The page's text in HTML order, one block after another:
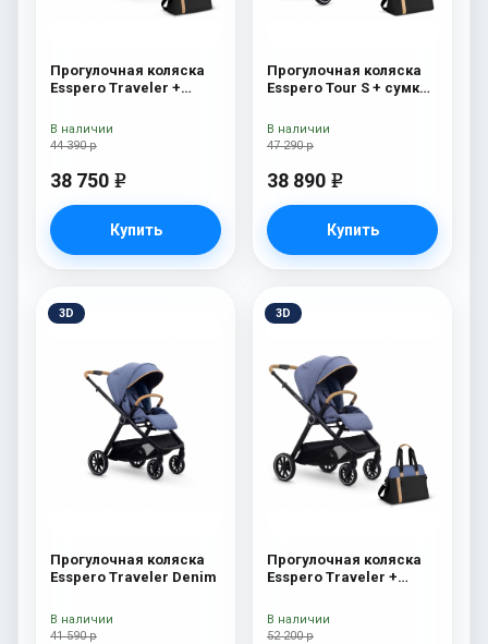
Прогулочная коляска
Esspero Traveler +
44 390 р
38 750 e
Купить
В наличии
Прогулочная коляска
Esspero Tour S + сумка
47 290 р
38 890 e
Купить
В наличии
3D
Прогулочная коляска
Esspero Traveler Denim
41 590 р
В наличии
3D
Прогулочная коляска
Esspero Traveler +
52 200 р
В наличии